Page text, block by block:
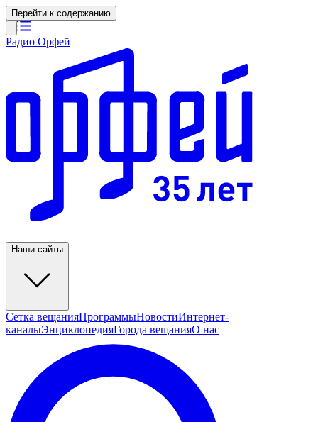
Перейти к содержанию
Радио Орфей
Наши сайты
Сетка вещанияПрограммыНовостиИнтернет-
каналыЭнциклопедияГорода вещанияО нас